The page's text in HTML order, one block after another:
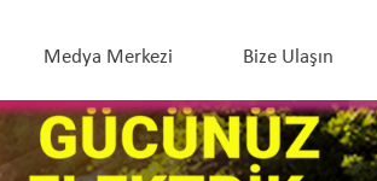
Medya Merkezi Bize Ulaşın